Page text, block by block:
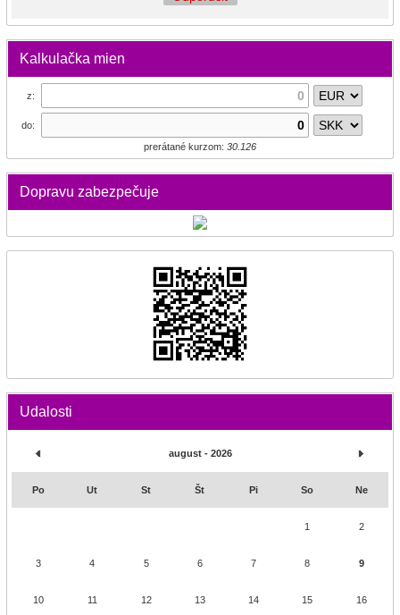
Kalkulačka mien
z:
do:
prerátané kurzom: 30.126
Dopravu zabezpečuje
Udalosti
august - 2026
Po Ut St Št Pi So Ne
1 2
3 4 5 6 7 8 9
10 11 12 13 14 15 16